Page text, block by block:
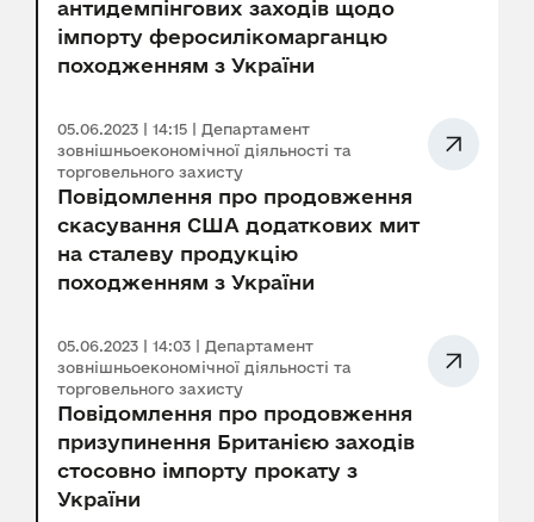
антидемпінгових заходів щодо
імпорту феросилікомарганцю
походженням з України
05.06.2023 | 14:15 | Департамент
зовнішньоекономічної діяльності та
торговельного захисту
Повідомлення про продовження
скасування США додаткових мит
на сталеву продукцію
походженням з України
05.06.2023 | 14:03 | Департамент
зовнішньоекономічної діяльності та
торговельного захисту
Повідомлення про продовження
призупинення Британією заходів
стосовно імпорту прокату з
України